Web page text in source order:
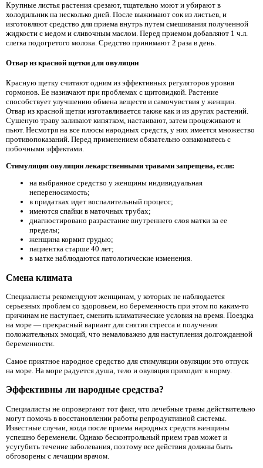
Крупные листья растения срезают, тщательно моют и убирают в
холодильник на несколько дней. После выжимают сок из листьев, и
изготовляют средство для приема внутрь путем смешивания полученной
жидкости с медом и сливочным маслом. Перед приемом добавляют 1 ч.л.
слегка подогретого молока. Средство принимают 2 раза в день.
Отвар из красной щетки для овуляции
Красную щетку считают одним из эффективных регуляторов уровня
гормонов. Ее назначают при проблемах с щитовидкой. Растение
способствует улучшению обмена веществ и самочувствия у женщин.
Отвар из красной щетки изготавливается также как и из других растений.
Сушеную траву заливают кипятком, настаивают, затем процеживают и
пьют. Несмотря на все плюсы народных средств, у них имеется множество
противопоказаний. Перед применением обязательно ознакомьтесь с
побочными эффектами.
Стимуляция овуляции лекарственными травами запрещена, если:
на выбранное средство у женщины индивидуальная
непереносимость;
в придатках идет воспалительный процесс;
имеются спайки в маточных трубах;
диагностировано разрастание внутреннего слоя матки за ее
пределы;
женщина кормит грудью;
пациентка старше 40 лет;
в матке наблюдаются патологические изменения.
Смена климата
Специалисты рекомендуют женщинам, у которых не наблюдается
серьезных проблем со здоровьем, но беременность при этом по каким-то
причинам не наступает, сменить климатические условия на время. Поездка
на море — прекрасный вариант для снятия стресса и получения
положительных эмоций, что немаловажно для наступления долгожданной
беременности.
Самое приятное народное средство для стимуляции овуляции это отпуск
на море. На море радуется душа, тело и овуляция приходит в норму.
Эффективны ли народные средства?
Специалисты не опровергают тот факт, что лечебные травы действительно
могут помочь в восстановлении работы репродуктивной системы.
Известные случаи, когда после приема народных средств женщины
успешно беременели. Однако бесконтрольный прием трав может и
усугубить течение заболевания, поэтому все действия должны быть
обговорены с лечащим врачом.